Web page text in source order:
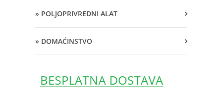
» POLJOPRIVREDNI ALAT
» DOMAĆINSTVO